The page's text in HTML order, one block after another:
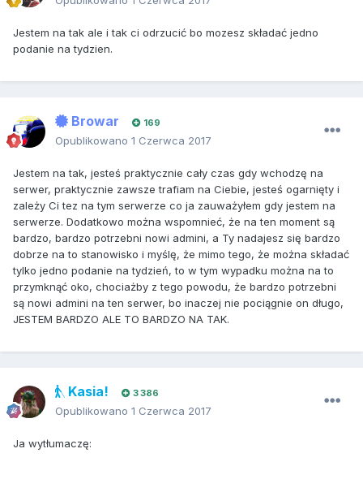
Jestem na tak ale i tak ci odrzucić bo mozesz składać jedno
podanie na tydzien.
Browar 169
Opublikowano 1 Czerwca 2017
Jestem na tak, jesteś praktycznie cały czas gdy wchodzę na
serwer, praktycznie zawsze trafiam na Ciebie, jesteś ogarnięty i
zależy Ci tez na tym serwerze co ja zauważyłem gdy jestem na
serwerze. Dodatkowo można wspomnieć, że na ten moment są
bardzo, bardzo potrzebni nowi admini, a Ty nadajesz się bardzo
dobrze na to stanowisko i myślę, że mimo tego, że można składać
tylko jedno podanie na tydzień, to w tym wypadku można na to
przymknąć oko, chociażby z tego powodu, że bardzo potrzebni
są nowi admini na ten serwer, bo inaczej nie pociągnie on długo,
JESTEM BARDZO ALE TO BARDZO NA TAK.
Kasia! 3 386
Opublikowano 1 Czerwca 2017
Ja wytłumaczę: